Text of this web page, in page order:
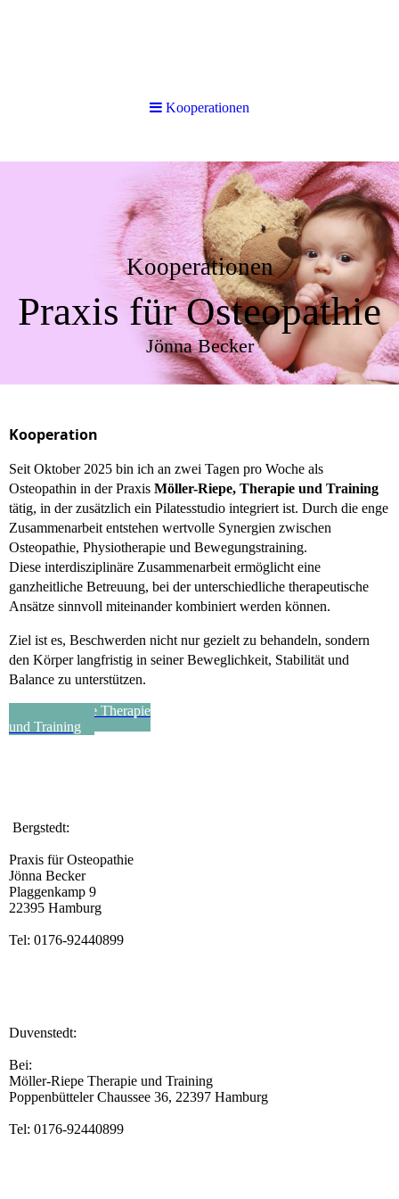
Kooperationen
Praxis für Osteopathie
Jönna Becker
Kooperation
Seit Oktober 2025 bin ich an zwei Tagen pro Woche als
Osteopathin in der PraxisMöller-Riepe, Therapie und Training
tätig, in der zusätzlich ein Pilatesstudio integriert ist. Durch die enge
Zusammenarbeit entstehen wertvolle Synergien zwischen
Osteopathie, Physiotherapie und Bewegungstraining.
Diese interdisziplinäre Zusammenarbeit ermöglicht eine
ganzheitliche Betreuung, bei der unterschiedliche therapeutische
Ansätze sinnvoll miteinander kombiniert werden können.
Ziel ist es, Beschwerden nicht nur gezielt zu behandeln, sondern
den Körper langfristig in seiner Beweglichkeit, Stabilität und
Balance zu unterstützen.
Möller-Riepe Therapie
und Training
Bergstedt:
Praxis für Osteopathie
Jönna Becker
Plaggenkamp 9
22395 Hamburg
Tel: 0176-92440899
Duvenstedt:
Bei:
Möller-Riepe Therapie und Training
Poppenbütteler Chaussee 36, 22397 Hamburg
Tel: 0176-92440899
Kooperationen